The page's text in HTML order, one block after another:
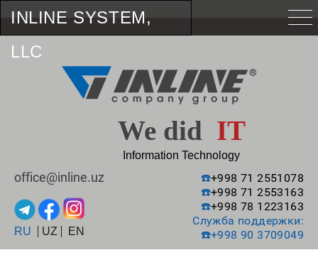
INLINE SYSTEM,
LLC
We did IT
Information Technology
office@inline.uz
RU UZ EN
☎️+998 71 2551078
☎️+998 71 2553163
☎️+998 78 1223163
Служба поддержки:
☎️+998 90 3709049